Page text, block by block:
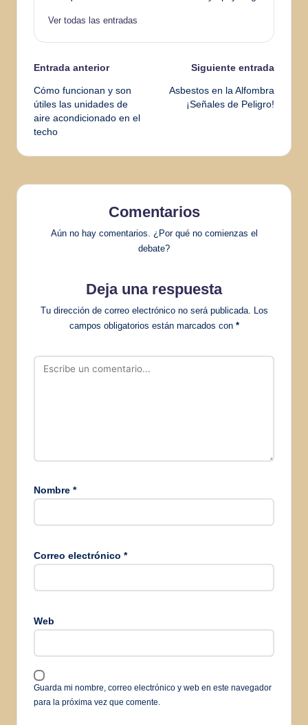
Ver todas las entradas
Navegación
de
entradas
Entrada anterior
Cómo funcionan y son
útiles las unidades de
aire acondicionado en el
techo
Siguiente entrada
Asbestos en la Alfombra
¡Señales de Peligro!
Comentarios
Aún no hay comentarios. ¿Por qué no comienzas el
debate?
Deja una respuesta
Tu dirección de correo electrónico no será publicada. Los
campos obligatorios están marcados con *
Nombre *
Correo electrónico *
Web
Guarda mi nombre, correo electrónico y web en este navegador
para la próxima vez que comente.